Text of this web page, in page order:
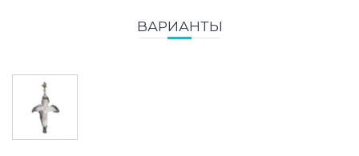
ВАРИАНТЫ